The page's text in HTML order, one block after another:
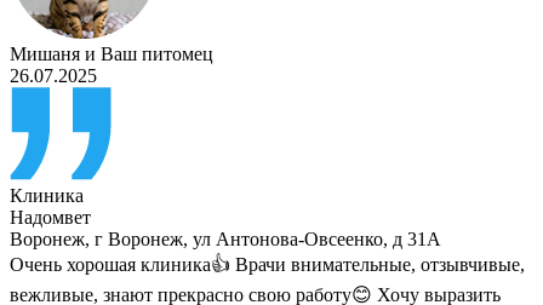
Мишаня и Ваш питомец
26.07.2025
Клиника
Надомвет
Воронеж, г Воронеж, ул Антонова-Овсеенко, д 31А
Очень хорошая клиника👍 Врачи внимательные, отзывчивые,
вежливые, знают прекрасно свою работу😊 Хочу выразить